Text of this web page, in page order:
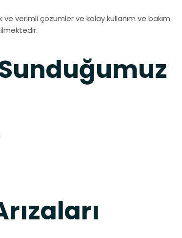
verimli çözümler ve kolay kullanım ve bakım